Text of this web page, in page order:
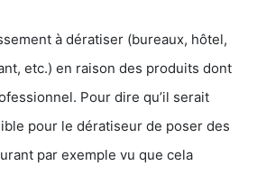
à dératiser (bureaux, hôtel,
etc.) en raison des produits dont
Pour dire qu’il serait
pour le dératiseur de poser des
par exemple vu que cela